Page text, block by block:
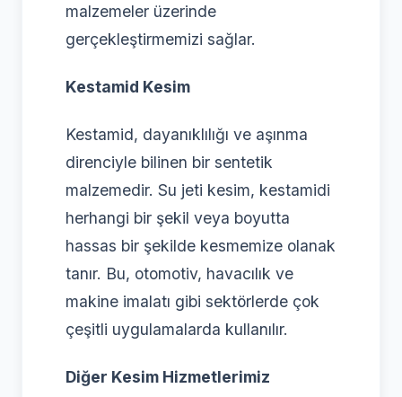
malzemeler üzerinde
gerçekleştirmemizi sağlar.
Kestamid Kesim
Kestamid, dayanıklılığı ve aşınma
direnciyle bilinen bir sentetik
malzemedir. Su jeti kesim, kestamidi
herhangi bir şekil veya boyutta
hassas bir şekilde kesmemize olanak
tanır. Bu, otomotiv, havacılık ve
makine imalatı gibi sektörlerde çok
çeşitli uygulamalarda kullanılır.
Diğer Kesim Hizmetlerimiz